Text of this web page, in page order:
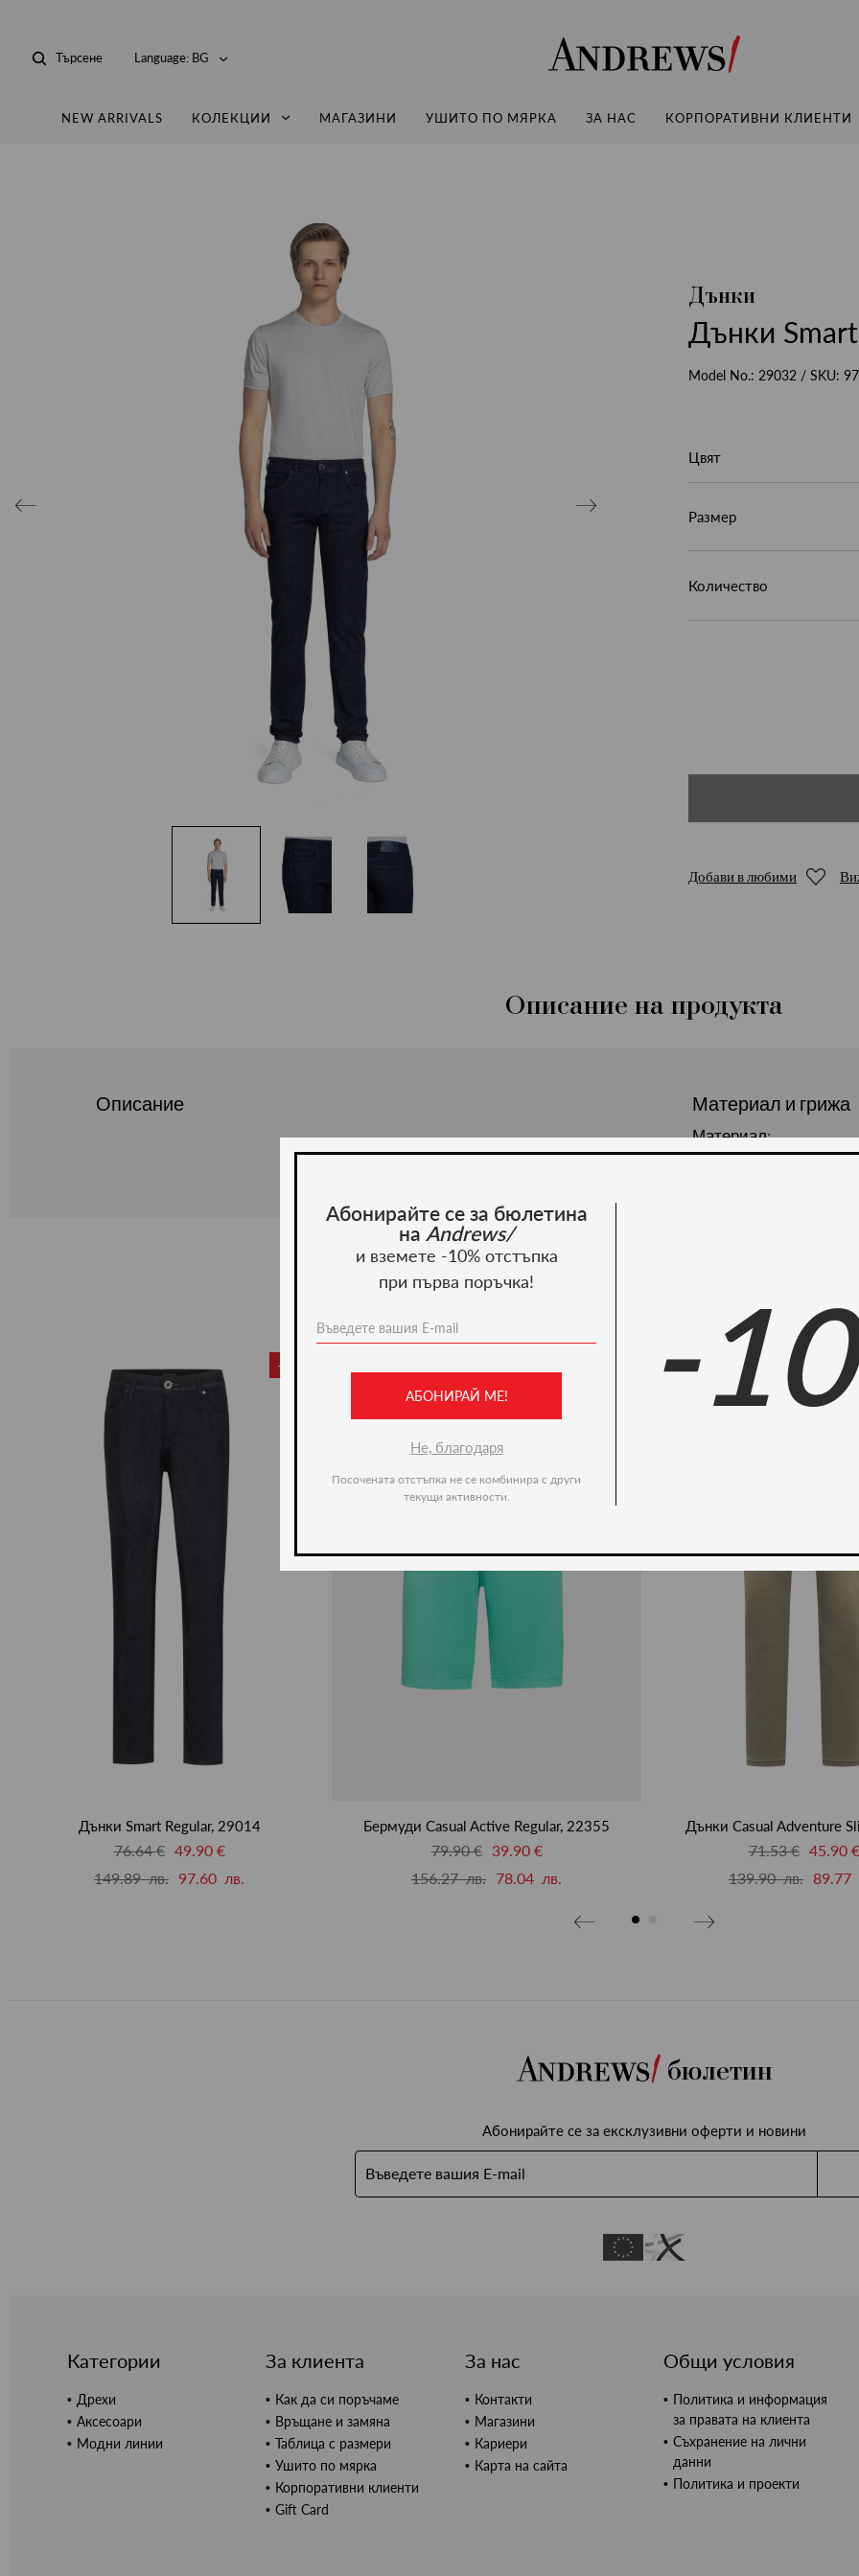
Andrews
Търсене Language: BG
NEW ARRIVALS КОЛЕКЦИИ МАГАЗИНИ УШИТО ПО МЯРКА ЗА НАС КОРПОРАТИВНИ КЛИЕНТИ
Дънки
Дънки
Model No.: 29032 / SKU:
Цвят
Размер
Количество
Добави в любими
Описание на продукта
Описание Материал и грижа
Материал:
Ние препоръчваме
-35%
Дънки Smart Regular, 29014
76.64 € 49.90 €
149.89 лв. 97.60 лв.
Бермуди Casual Active Regular, 22355
79.90 €
39.90 €
156.27 лв. 78.04 лв.
Дънки Casual Adventure
71.53 € 45.90 €
139.90 лв. 89.77
бюлетин
Абонирайте се за ексклузивни оферти и новини
Категории
Дрехи
Аксесоари
Модни линии
За клиента
Как да си поръчаме
Връщане и замяна
Таблица с размери
Ушито по мярка
Корпоративни клиенти
Gift Card
За нас
Контакти
Магазини
Кариери
Карта на сайта
Общи условия
Политика и информация
за правата на клиента
Съхранение на лични
данни
Политика и проекти
Абонирайте се за бюлетина
на Andrews/
и вземете -10% отстъпка
при първа поръчка!
АБОНИРАЙ МЕ!
Не, благодаря
Посочената отстъпка не се комбинира с други
текущи активности.
-